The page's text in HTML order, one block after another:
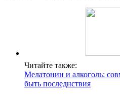
Читайте также:
Мелатонин и алкоголь:
быть последнствия